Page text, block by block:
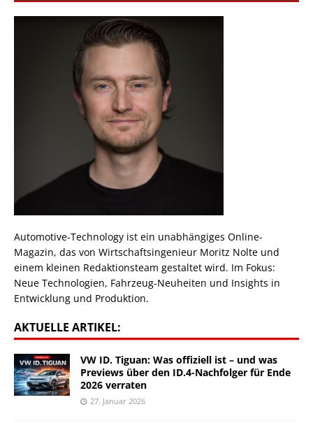
Automotive-Technology ist ein unabhängiges Online-
Magazin, das von Wirtschaftsingenieur Moritz Nolte und
einem kleinen Redaktionsteam gestaltet wird. Im Fokus:
Neue Technologien, Fahrzeug-Neuheiten und Insights in
Entwicklung und Produktion.
AKTUELLE ARTIKEL:
VW ID. Tiguan: Was offiziell ist – und was
Previews über den ID.4-Nachfolger für Ende
2026 verraten
27. Januar 2026